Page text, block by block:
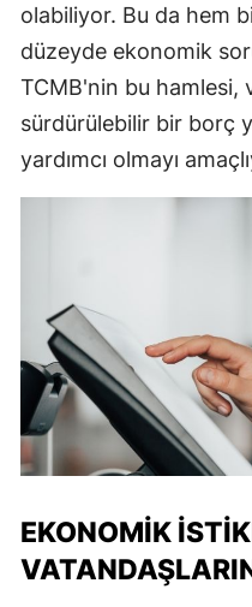
olabiliyor. Bu da hem
düzeyde ekonomik
TCMB'nin bu hamlesi,
sürdürülebilir bir borç
yardımcı olmayı
EKONOMIK